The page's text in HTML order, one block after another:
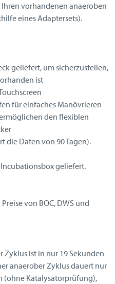
vorhandenen anaeroben
eines Adaptersets).
geliefert, um sicherzustellen,
ist
für einfaches Manövrieren
den flexiblen
die Daten von 90 Tagen).
geliefert.
von BOC, DWS und
Zyklus ist in nur 19 Sekunden
anaerober Zyklus dauert nur
(ohne Katalysatorprüfung),